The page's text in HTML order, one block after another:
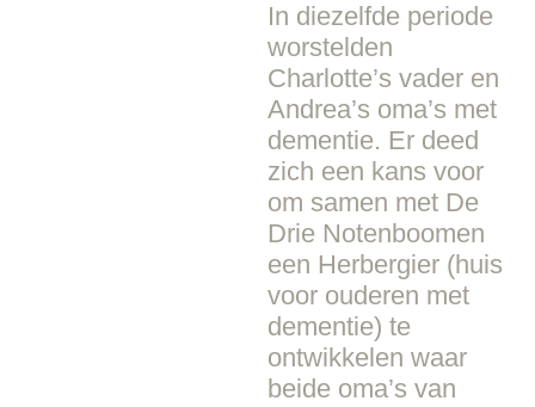
In diezelfde periode
worstelden
Charlotte’s vader en
Andrea’s oma’s met
dementie. Er deed
zich een kans voor
om samen met De
Drie Notenboomen
een Herbergier (huis
voor ouderen met
dementie) te
ontwikkelen waar
beide oma’s van